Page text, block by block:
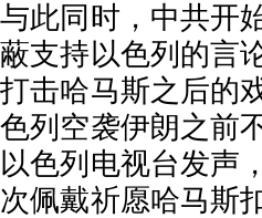
与此同时，中共开
蔽支持以色列的言
打击哈马斯之后的
色列空袭伊朗之前
以色列电视台发声
次佩戴祈愿哈马斯